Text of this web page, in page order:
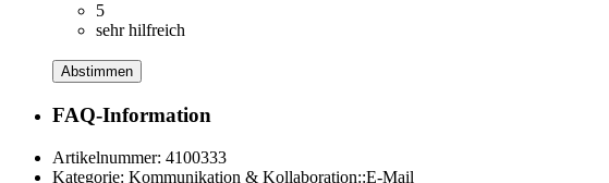
5
sehr hilfreich
Abstimmen
FAQ-Information
Artikelnummer: 4100333
Kategorie: Kommunikation & Kollaboration::E-Mail